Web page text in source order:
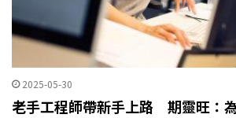
2025-05-30
老手工程師帶新手上路 期靈旺：